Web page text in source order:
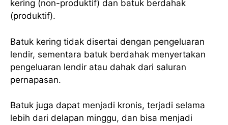
kering (non-produktif) dan batuk berdahak
(produktif).
Batuk kering tidak disertai dengan pengeluaran
lendir, sementara batuk berdahak menyertakan
pengeluaran lendir atau dahak dari saluran
pernapasan.
Batuk juga dapat menjadi kronis, terjadi selama
lebih dari delapan minggu, dan bisa menjadi